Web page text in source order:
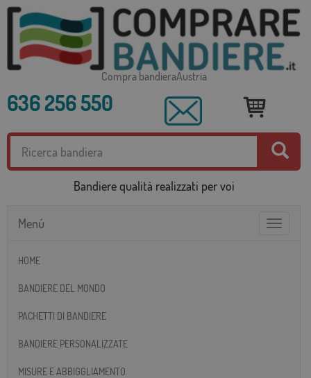
Compra bandieraAustria
636 256 550
Bandiere qualità realizzati per voi
Toggle
Menú
HOME
BANDIERE DEL MONDO
PACHETTI DI BANDIERE
BANDIERE PERSONALIZZATE
MISURE E ABBIGGLIAMENTO